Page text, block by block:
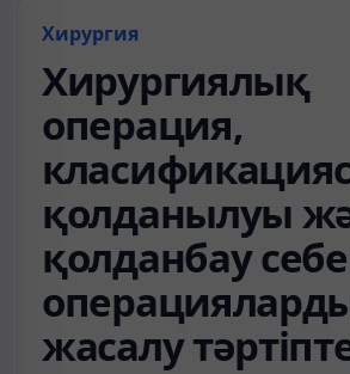
Хирургия
Хирургиялық
операция,
қолданылуы
қолданбау
жасалу